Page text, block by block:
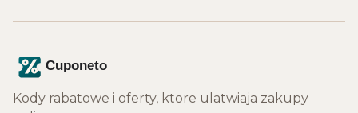
Kody rabatowe i oferty, ktore ulatwiaja zakupy